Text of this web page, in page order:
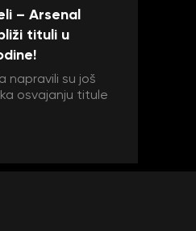
– Arsenal
tituli u
napravili su još
osvajanju titule